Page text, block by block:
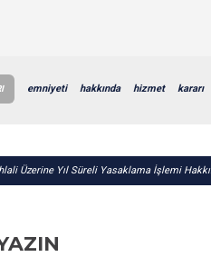
emniyeti hakkında hizmet kararı
Üzerine Yıl Süreli Yasaklama İşlemi